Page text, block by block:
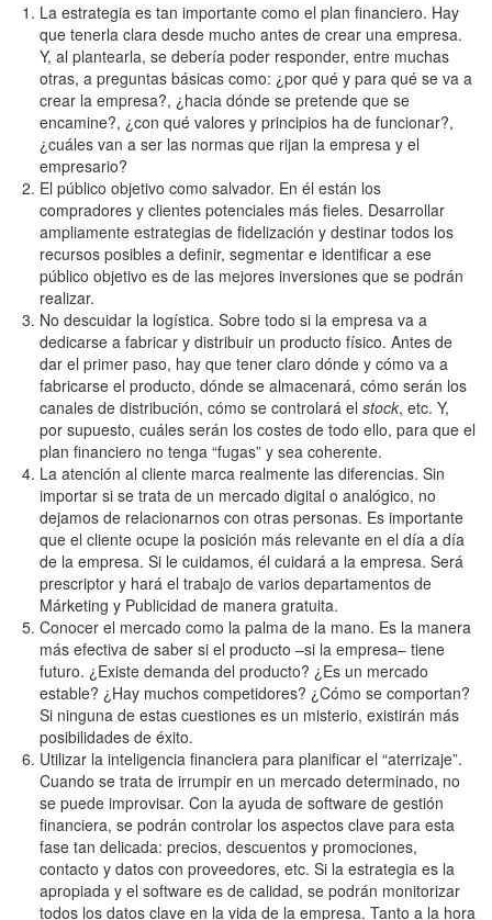
La estrategia es tan importante como el plan financiero. Hay
que tenerla clara desde mucho antes de crear una empresa.
Y, al plantearla, se debería poder responder, entre muchas
otras, a preguntas básicas como: ¿por qué y para qué se va a
crear la empresa?, ¿hacia dónde se pretende que se
encamine?, ¿con qué valores y principios ha de funcionar?,
¿cuáles van a ser las normas que rijan la empresa y el
empresario?
El público objetivo como salvador. En él están los
compradores y clientes potenciales más fieles. Desarrollar
ampliamente estrategias de fidelización y destinar todos los
recursos posibles a definir, segmentar e identificar a ese
público objetivo es de las mejores inversiones que se podrán
realizar.
No descuidar la logística. Sobre todo si la empresa va a
dedicarse a fabricar y distribuir un producto físico. Antes de
dar el primer paso, hay que tener claro dónde y cómo va a
fabricarse el producto, dónde se almacenará, cómo serán los
canales de distribución, cómo se controlará el stock, etc. Y,
por supuesto, cuáles serán los costes de todo ello, para que el
plan financiero no tenga “fugas” y sea coherente.
La atención al cliente marca realmente las diferencias. Sin
importar si se trata de un mercado digital o analógico, no
dejamos de relacionarnos con otras personas. Es importante
que el cliente ocupe la posición más relevante en el día a día
de la empresa. Si le cuidamos, él cuidará a la empresa. Será
prescriptor y hará el trabajo de varios departamentos de
Márketing y Publicidad de manera gratuita.
Conocer el mercado como la palma de la mano. Es la manera
más efectiva de saber si el producto –si la empresa– tiene
futuro. ¿Existe demanda del producto? ¿Es un mercado
estable? ¿Hay muchos competidores? ¿Cómo se comportan?
Si ninguna de estas cuestiones es un misterio, existirán más
posibilidades de éxito.
Utilizar la inteligencia financiera para planificar el “aterrizaje”.
Cuando se trata de irrumpir en un mercado determinado, no
se puede improvisar. Con la ayuda de software de gestión
financiera, se podrán controlar los aspectos clave para esta
fase tan delicada: precios, descuentos y promociones,
contacto y datos con proveedores, etc. Si la estrategia es la
apropiada y el software es de calidad, se podrán monitorizar
todos los datos clave en la vida de la empresa. Tanto a la hora